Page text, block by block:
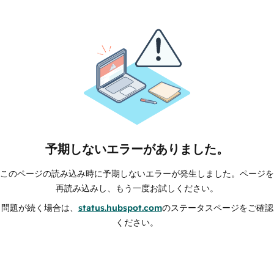
予期しないエラーがありました。
このページの読み込み時に予期しないエラーが発生しました。ページを
再読み込みし、もう一度お試しください。
問題が続く場合は、 status.hubspot.comのステータスページをご確認
ください。